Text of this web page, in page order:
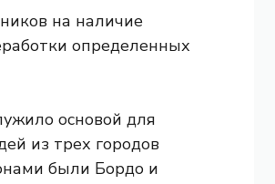
на наличие
определенных
основой для
из трех городов
были Бордо и